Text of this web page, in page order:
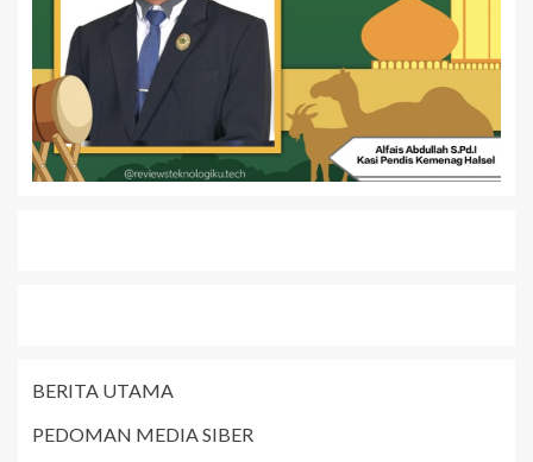
BERITA UTAMA
PEDOMAN MEDIA SIBER